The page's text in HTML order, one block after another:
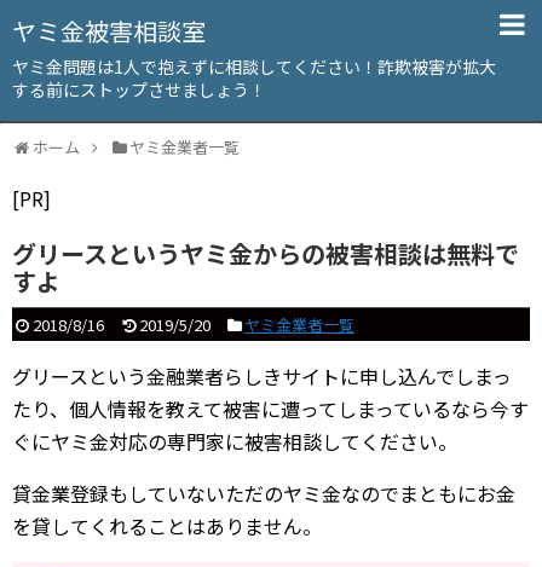
ヤミ金被害相談室
ヤミ金問題は1人で抱えずに相談してください！詐欺被害が拡大
する前にストップさせましょう！
ホーム ヤミ金業者一覧
[PR]
グリースというヤミ金からの被害相談は無料で
すよ
2018/8/16 2019/5/20 ヤミ金業者一覧
グリースという金融業者らしきサイトに申し込んでしまっ
たり、個人情報を教えて被害に遭ってしまっているなら今す
ぐにヤミ金対応の専門家に被害相談してください。
貸金業登録もしていないただのヤミ金なのでまともにお金
を貸してくれることはありません。